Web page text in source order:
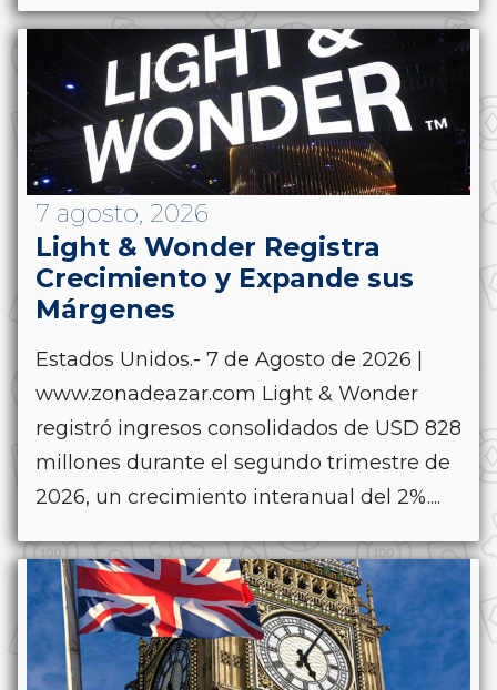
7 agosto, 2026
Light & Wonder Registra
Crecimiento y Expande sus
Márgenes
Estados Unidos.- 7 de Agosto de 2026 |
www.zonadeazar.com Light & Wonder
registró ingresos consolidados de USD 828
millones durante el segundo trimestre de
2026, un crecimiento interanual del 2%....